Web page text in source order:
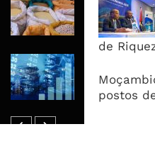
de
postos
Nova
Oferta
PIB e